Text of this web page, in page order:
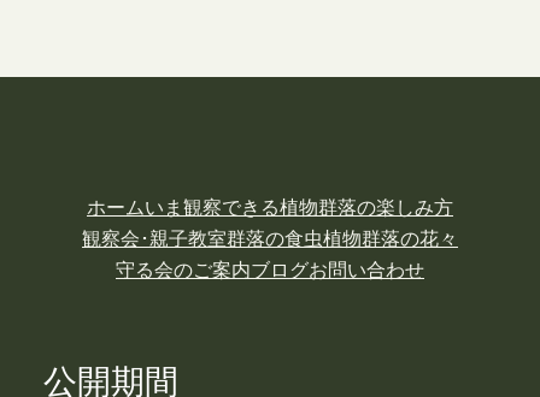
ホームいま観察できる植物群落の楽しみ方
観察会･親子教室群落の食虫植物群落の花々
守る会のご案内ブログお問い合わせ
公開期間